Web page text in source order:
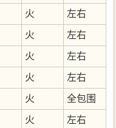
火 左右
火 左右
火 左右
火 左右
火 全包围
火 左右